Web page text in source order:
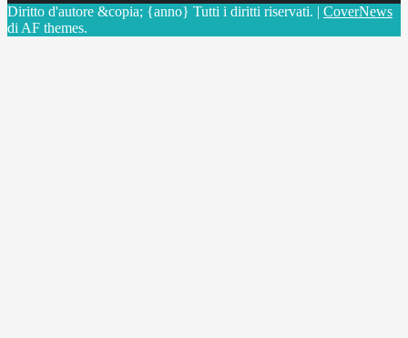
Diritto d'autore &copia; {anno} Tutti i diritti riservati. | CoverNews
di AF themes.